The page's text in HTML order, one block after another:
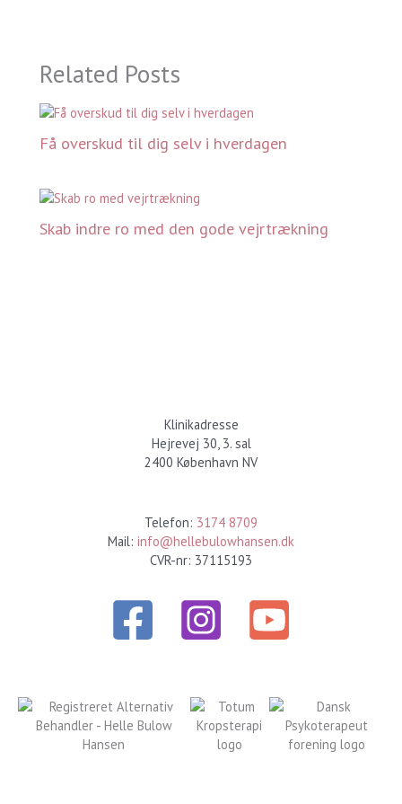
Related Posts
Få overskud til dig selv i hverdagen
Skab indre ro med den gode vejrtrækning
Klinikadresse
Hejrevej 30, 3. sal
2400 København NV
Telefon: 3174 8709
Mail: info@hellebulowhansen.dk
CVR-nr: 37115193